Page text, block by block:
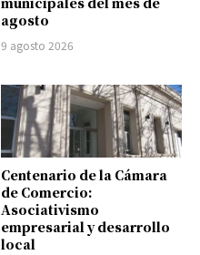
agosto
9 agosto 2026
Centenario de la Cámara
de Comercio:
Asociativismo
empresarial y desarrollo
local